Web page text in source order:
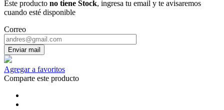
Este producto no tiene Stock, ingresa tu email y te avisaremos
cuando esté disponible
Correo
Enviar mail
Agregar a favoritos
Comparte este producto